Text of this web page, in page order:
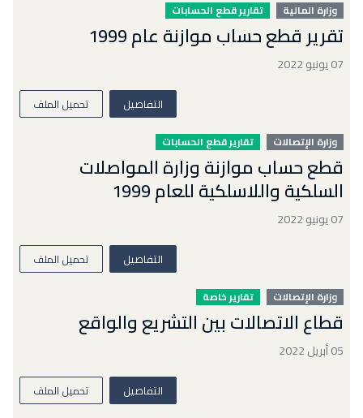
وزارة المالية تقارير قطع الحسابات
تقرير قطع حساب موازنة عام 1999
07 يونيو 2022
التفاصيل تحميل الملف
وزارة الإتصالات تقارير قطع الحسابات
قطع حساب موازنة وزارة المواصلات
السلكية واللاسلكية للعام 1999
07 يونيو 2022
التفاصيل تحميل الملف
وزارة الإتصالات تقارير خاصة
قطاع الاتصالات بين التشريع والواقع
05 أبريل 2022
التفاصيل تحميل الملف